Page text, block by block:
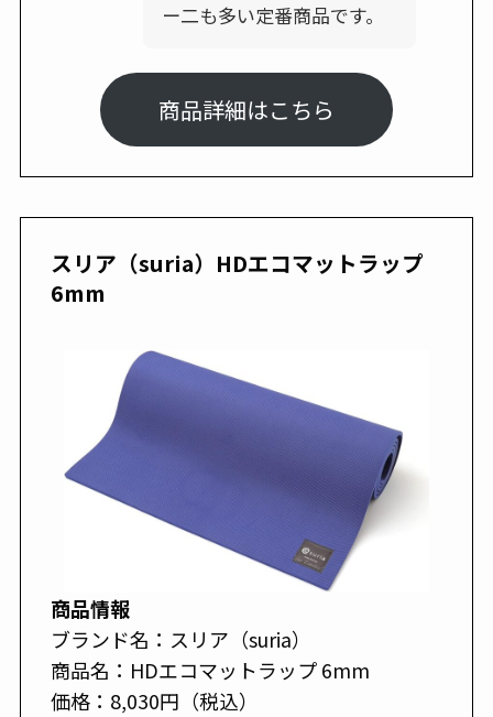
ー二も多い定番商品です。
商品詳細はこちら
スリア（suria）HDエコマットラップ
6mm
商品情報
ブランド名：スリア（suria）
商品名：HDエコマットラップ 6mm
価格：8,030円（税込）